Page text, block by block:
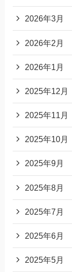
2026年3月
2026年2月
2026年1月
2025年12月
2025年11月
2025年10月
2025年9月
2025年8月
2025年7月
2025年6月
2025年5月